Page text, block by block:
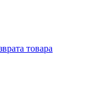
товара